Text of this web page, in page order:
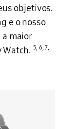
objetivos.
e o nosso
maior
Watch.5, 6,7,